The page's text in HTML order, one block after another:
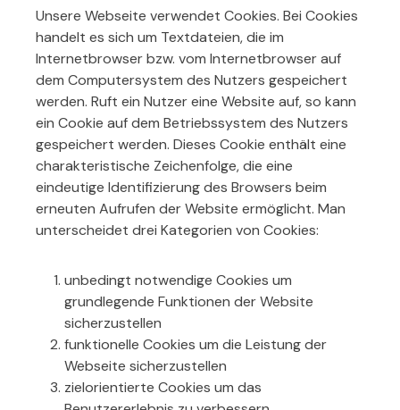
Unsere Webseite verwendet Cookies. Bei Cookies
handelt es sich um Textdateien, die im
Internetbrowser bzw. vom Internetbrowser auf
dem Computersystem des Nutzers gespeichert
werden. Ruft ein Nutzer eine Website auf, so kann
ein Cookie auf dem Betriebssystem des Nutzers
gespeichert werden. Dieses Cookie enthält eine
charakteristische Zeichenfolge, die eine
eindeutige Identifizierung des Browsers beim
erneuten Aufrufen der Website ermöglicht. Man
unterscheidet drei Kategorien von Cookies:
unbedingt notwendige Cookies um
grundlegende Funktionen der Website
sicherzustellen
funktionelle Cookies um die Leistung der
Webseite sicherzustellen
zielorientierte Cookies um das